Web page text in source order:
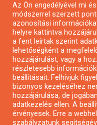
Mezőgazdasági
Falusi turizmus
Napelem pályázatok
GINOP pályázatok
Copyright
Az Ön engedélyével mi
módszerrel szerzett
azonosítási
helyre kattintva
a fent leírtak szerint
lehetőségként a
hozzájárulást, vagy a
részletesebb
beállításait. Felhívjuk
bizonyos kezeléséhez
hozzájárulása, de
adatkezelés ellen. A
érvényesek. Erre a
szabályzatunk